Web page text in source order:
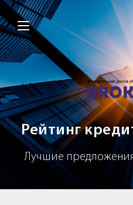
Brokery365 -
Рейтинг
Лучшие